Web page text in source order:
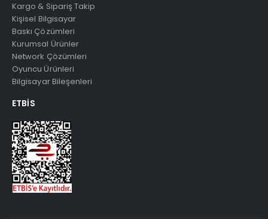
Kargo & Sipariş Takip
Kişisel Bilgisayar
Baskı Çözümleri
Kurumsal Ürünler
Network Çözümleri
Oyuncu Ürünleri
Bilgisayar Bileşenleri
ETBIS